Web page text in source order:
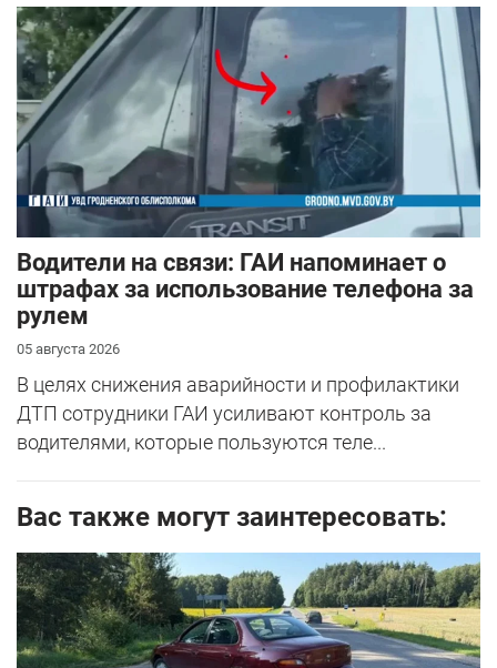
Водители на связи: ГАИ напоминает о
штрафах за использование телефона за
рулем
05 августа 2026
В целях снижения аварийности и профилактики
ДТП сотрудники ГАИ усиливают контроль за
водителями, которые пользуются теле...
Вас также могут заинтересовать: